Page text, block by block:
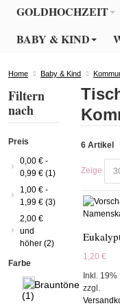
GOLDHOCHZEIT
BABY & KIND
Home Baby & Kind
6 Artikel
Zeige
1,20 €
Inkl. 19%
zzgl.
Filtern
nach
Preis
0,00 € -
0,99 € (1)
1,00 € -
1,99 € (3)
2,00 €
und
höher (2)
Farbe
(1)